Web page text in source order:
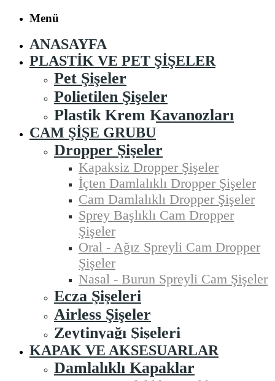
Menü
ANASAYFA
PLASTIK VE PET ŞIŞELER
Pet Şişeler
Polietilen Şişeler
Plastik Krem Kavanozları
CAM ŞIŞE GRUBU
Dropper Şişeler
Kapaksiz Dropper Şişeler
İçten Damlalıklı Dropper Şişeler
Cam Damlalıklı Dropper Şişeler
Sprey Başlıklı Cam Dropper
Şişeler
Oral - Ağız Spreyli Cam Dropper
Şişeler
Nasal - Burun Spreyli Cam Şişeler
Ecza Şişeleri
Airless Şişeler
Zeytinyağı Şişeleri
KAPAK VE AKSESUARLAR
Damlalıklı Kapaklar